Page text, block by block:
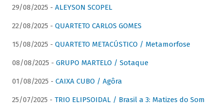
29/08/2025 - ALEYSON SCOPEL
22/08/2025 - QUARTETO CARLOS GOMES
15/08/2025 - QUARTETO METACÚSTICO / Metamorfose
08/08/2025 - GRUPO MARTELO / Sotaque
01/08/2025 - CAIXA CUBO / Agôra
25/07/2025 - TRIO ELIPSOIDAL / Brasil a 3: Matizes do Som